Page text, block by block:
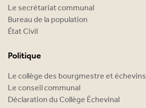
Le secrétariat communal
Bureau de la population
État Civil
Politique
Le collège des bourgmestre et échevins
Le conseil communal
Déclaration du Collège Échevinal